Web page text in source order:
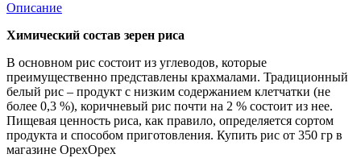
Описание
Химический состав зерен риса
В основном рис состоит из углеводов, которые
преимущественно представлены крахмалами. Традиционный
белый рис – продукт с низким содержанием клетчатки (не
более 0,3 %), коричневый рис почти на 2 % состоит из нее.
Пищевая ценность риса, как правило, определяется сортом
продукта и способом приготовления. Купить рис от 350 гр в
магазине ОрехОрех